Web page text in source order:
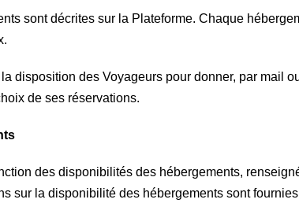
sont décrites sur la Plateforme. Chaque
disposition des Voyageurs pour donner, par mail
de ses réservations.
des disponibilités des hébergements,
sur la disponibilité des hébergements sont